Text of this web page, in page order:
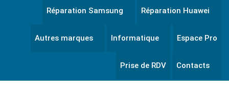
Réparation Samsung Réparation Huawei
Autres marques Informatique Espace Pro
Prise de RDV Contacts